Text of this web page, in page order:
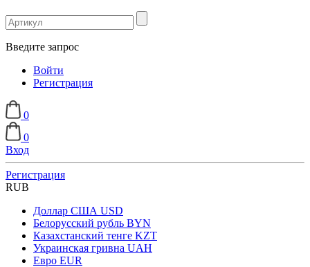
Введите запрос
Войти
Регистрация
0
0
Вход
Регистрация
RUB
Доллар США USD
Белорусский рубль BYN
Казахстанский тенге KZT
Украинская гривна UAH
Евро EUR